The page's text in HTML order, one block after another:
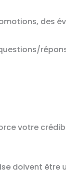
des
votre
doivent être